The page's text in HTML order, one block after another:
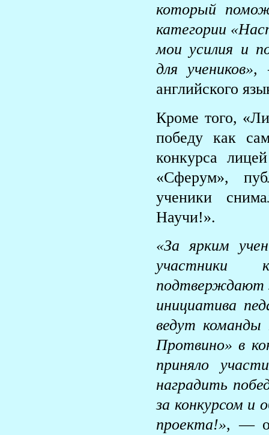
который
категории
мои усилия и
для учеников»,
английского
Кроме того,
победу как
конкурса
«Сферум»,
ученики
Научи!».
«За ярким
участники
подтверждают
инициатива
ведут команды
Протвино» в
приняло
наградить
за конкурсом и
проекта!», —